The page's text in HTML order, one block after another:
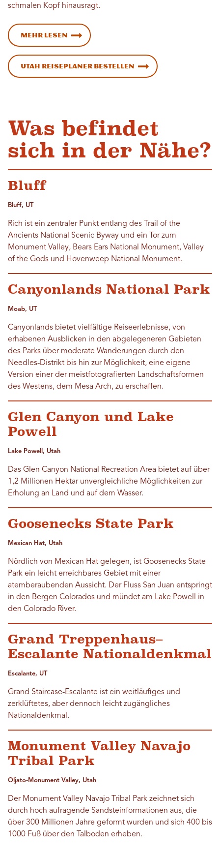
schmalen Kopf hinausragt.
Mehr lesen
Utah Reiseplaner bestellen
Was befindet
sich in der Nähe?
Bluff
Bluff, UT
Rich ist ein zentraler Punkt entlang des Trail of the
Ancients National Scenic Byway und ein Tor zum
Monument Valley, Bears Ears National Monument, Valley
of the Gods und Hovenweep National Monument.
Canyonlands National Park
Moab, UT
Canyonlands bietet vielfältige Reiseerlebnisse, von
erhabenen Ausblicken in den abgelegeneren Gebieten
des Parks über moderate Wanderungen durch den
Needles-Distrikt bis hin zur Möglichkeit, eine eigene
Version einer der meistfotografierten Landschaftsformen
des Westens, dem Mesa Arch, zu erschaffen.
Glen Canyon und Lake
Powell
Lake Powell, Utah
Das Glen Canyon National Recreation Area bietet auf über
1,2 Millionen Hektar unvergleichliche Möglichkeiten zur
Erholung an Land und auf dem Wasser.
Goosenecks State Park
Mexican Hat, Utah
Nördlich von Mexican Hat gelegen, ist Goosenecks State
Park ein leicht erreichbares Gebiet mit einer
atemberaubenden Aussicht. Der Fluss San Juan entspringt
in den Bergen Colorados und mündet am Lake Powell in
den Colorado River.
Grand Treppenhaus–
Escalante Nationaldenkmal
Escalante, UT
Grand Staircase-Escalante ist ein weitläufiges und
zerklüftetes, aber dennoch leicht zugängliches
Nationaldenkmal.
Monument Valley Navajo
Tribal Park
Oljato-Monument Valley, Utah
Der Monument Valley Navajo Tribal Park zeichnet sich
durch hoch aufragende Sandsteinformationen aus, die
über 300 Millionen Jahre geformt wurden und sich 400 bis
1000 Fuß über den Talboden erheben.